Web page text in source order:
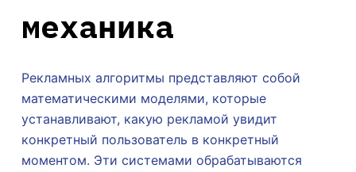
механика
Рекламных алгоритмы представляют собой
математическими моделями, которые
устанавливают, какую рекламой увидит
конкретный пользователь в конкретный
моментом. Эти системами обрабатываются